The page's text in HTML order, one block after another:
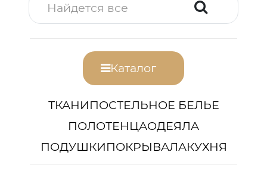
Каталог
ТКАНИПОСТЕЛЬНОЕ БЕЛЬЕ
ПОЛОТЕНЦАОДЕЯЛА
ПОДУШКИПОКРЫВАЛАКУХНЯ